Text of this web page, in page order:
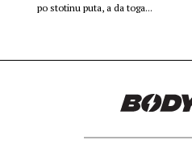
po stotinu puta, a da toga...